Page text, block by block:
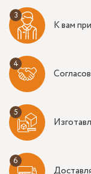
К вам